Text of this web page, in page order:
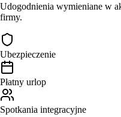
Udogodnienia wymieniane w
firmy.
Ubezpieczenie
Płatny urlop
Spotkania integracyjne